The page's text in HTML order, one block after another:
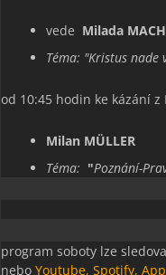
vede Milada
Téma: "Kristus nade
od 10:45 hodin ke kázání
Milan MÜLLER
Téma: "Poznání-
program soboty lze
nebo Youtube, Spotify,